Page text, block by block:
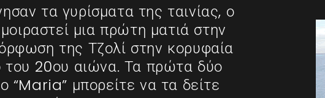
τα γυρίσματα της ταινίας, ο
μια πρώτη ματιά στην
της Τζολί στην κορυφαία
του 20ου αιώνα. Τα πρώτα δύο
“Maria” μπορείτε να τα δείτε